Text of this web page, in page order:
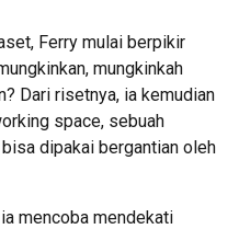
Ferry mulai berpikir
mungkinkah
Dari risetnya, ia kemudian
space, sebuah
dipakai bergantian oleh
mencoba mendekati